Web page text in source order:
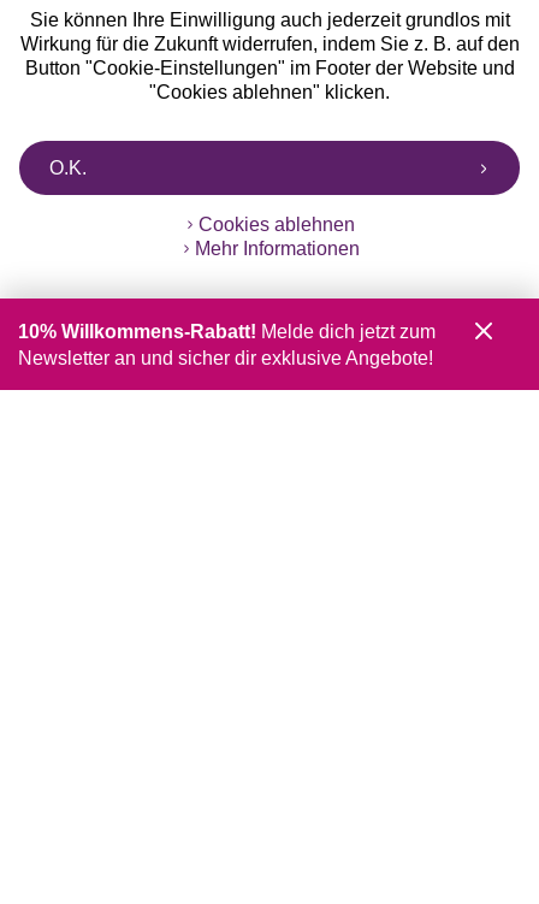
Sie können Ihre Einwilligung auch jederzeit grundlos mit
Wirkung für die Zukunft widerrufen, indem Sie z. B. auf den
Button "Cookie-Einstellungen" im Footer der Website und
"Cookies ablehnen" klicken.
O.K.
Cookies ablehnen
Mehr Informationen
10% Willkommens-Rabatt! Melde dich jetzt zum
Newsletter an und sicher dir exklusive Angebote!